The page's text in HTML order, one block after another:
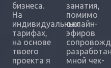
бизнеса.
На
индивидуальных
тарифах,
на основе
твоего
проекта я
занатия,
помимо
онлайн-
эфиров
мной чек-